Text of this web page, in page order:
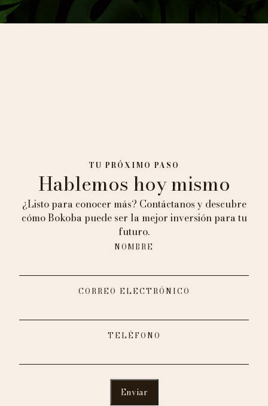
TU PRÓXIMO PASO
Hablemos hoy mismo
¿Listo para conocer más? Contáctanos y descubre
cómo Bokoba puede ser la mejor inversión para tu
futuro.
NOMBRE
CORREO ELECTRÓNICO
TELÉFONO